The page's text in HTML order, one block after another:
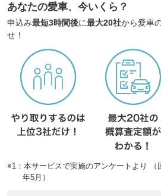
あなたの愛車、今いくら？
申込み最短3時間後に最大20社から愛車
せ！
※1：本サービスで実施のアンケートより （
年5月）